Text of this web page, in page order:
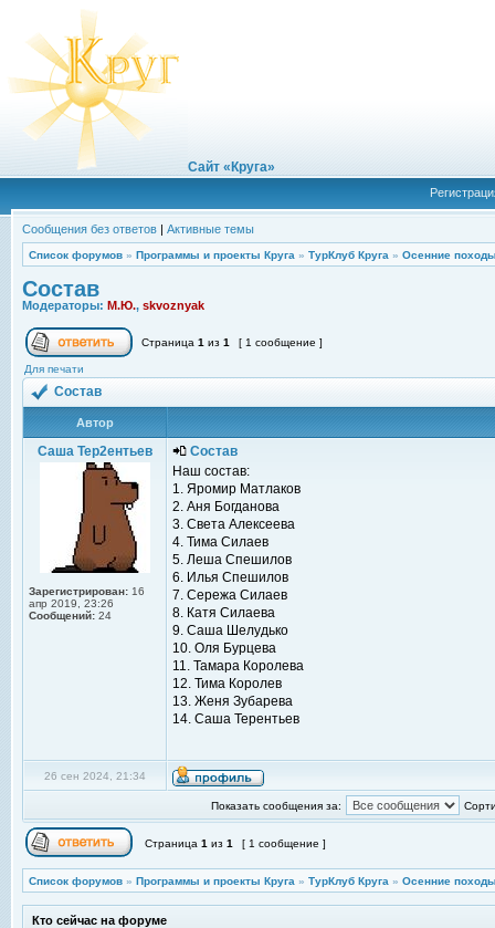
Сайт «Круга»
Сообщения без ответов | Активные темы
Список форумов » Программы и проекты Круга » ТурКлуб Круга » Осенние
Состав
Модераторы: М.Ю., skvoznyak
Страница 1 из 1 [ 1 сообщение ]
Для печати
Состав
Автор
Саша Тер2ентьев
Зарегистрирован: 16
апр 2019, 23:26
Сообщений: 24
Состав
Наш состав:
1. Яромир Матлаков
2. Аня Богданова
3. Света Алексеева
4. Тима Силаев
5. Леша Спешилов
6. Илья Спешилов
7. Сережа Силаев
8. Катя Силаева
9. Саша Шелудько
10. Оля Бурцева
11. Тамара Королева
12. Тима Королев
13. Женя Зубарева
14. Саша Терентьев
26 сен 2024, 21:34
Показать сообщения за:
Страница 1 из 1 [ 1 сообщение ]
Список форумов » Программы и проекты Круга » ТурКлуб Круга » Осенние
Кто сейчас на форуме